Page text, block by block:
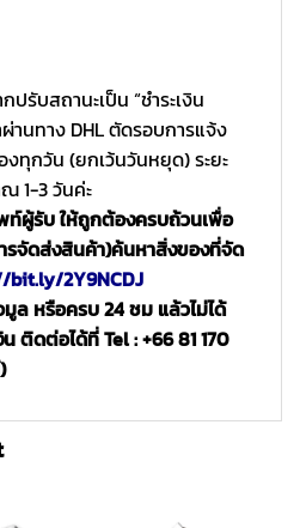
รับสถานะเป็น “ชำระเงิน
านทาง DHL ตัดรอบการแจ้ง
งทุกวัน (ยกเว้นวันหยุด) ระยะ
1-3 วันค่ะ
ท์ผู้รับ ให้ถูกต้องครบถ้วนเพื่อ
รจัดส่งสินค้า)ค้นหาสิ่งของที่จัด
2Y9NCDJ
ล หรือครบ 24 ชม แล้วไม่ได้
ติดต่อได้ที่ Tel : +66 81 170